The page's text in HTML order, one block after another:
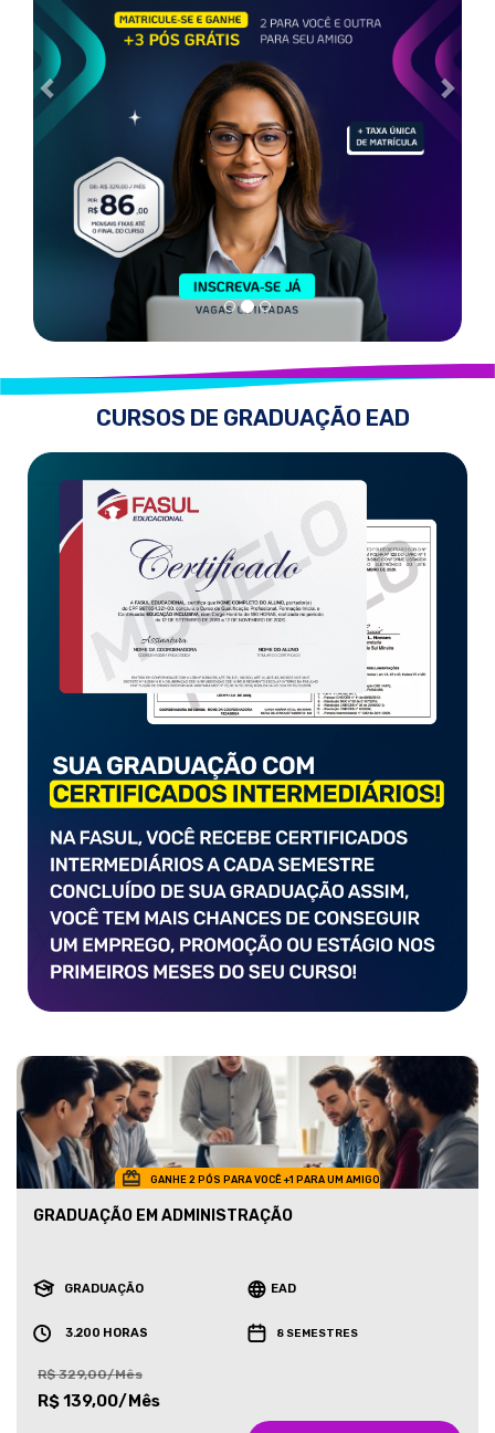
CURSOS DE GRADUAÇÃO EAD
GANHE 2 PÓS PARA VOCÊ +1 PARA UM AMIGO
GRADUAÇÃO EM ADMINISTRAÇÃO
GRADUAÇÃO EAD
3.200 HORAS 8 SEMESTRES
R$ 329,00/Mês
R$ 139,00/Mês